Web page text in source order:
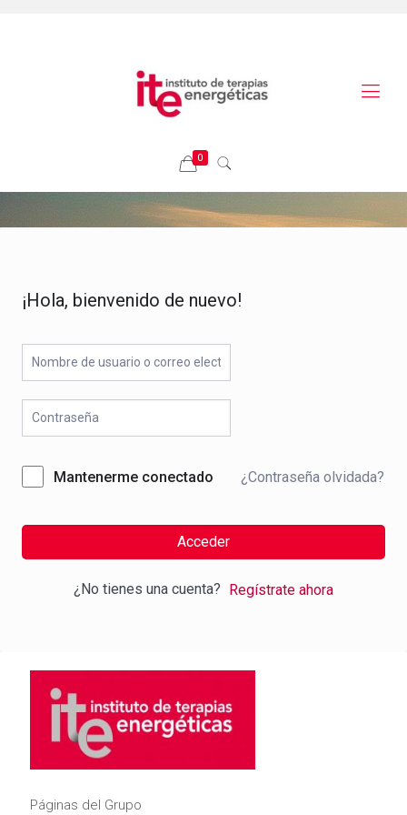
0
¡Hola, bienvenido de nuevo!
Mantenerme conectado ¿Contraseña olvidada?
Acceder
¿No tienes una cuenta? Regístrate ahora
Páginas del Grupo